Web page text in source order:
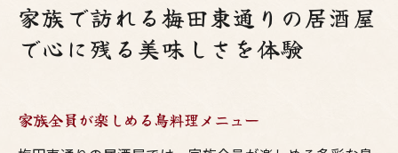
家族で訪れる梅田東通りの居酒屋
で心に残る美味しさを体験
家族全員が楽しめる鳥料理メニュー